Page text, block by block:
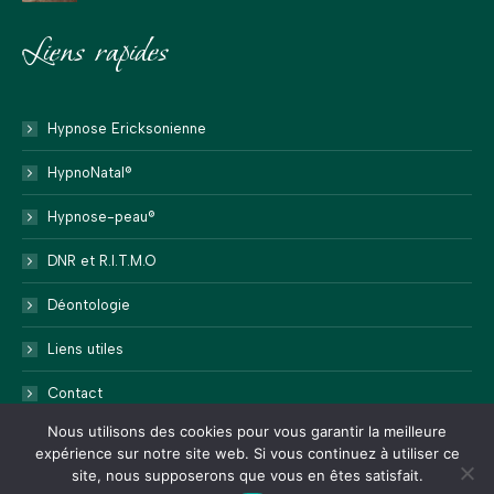
Liens rapides
Hypnose Ericksonienne
HypnoNatal®
Hypnose-peau®
DNR et R.I.T.M.O
Déontologie
Liens utiles
Contact
Nous utilisons des cookies pour vous garantir la meilleure
expérience sur notre site web. Si vous continuez à utiliser ce
site, nous supposerons que vous en êtes satisfait.